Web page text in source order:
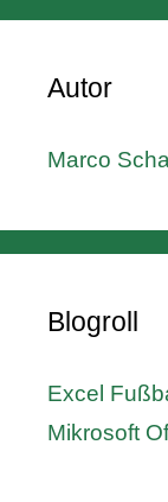
Autor
Marco
Blogroll
Excel
Mikrosoft